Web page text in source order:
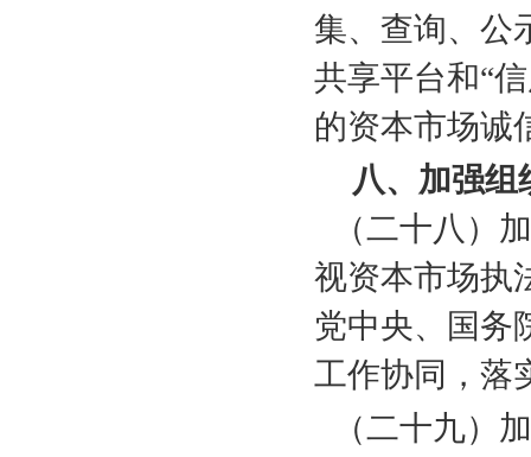
集、查询、公
共享平台和“
的资本市场诚
八、加强组
（二十八）
视资本市场执
党中央、国务
工作协同，落
（二十九）